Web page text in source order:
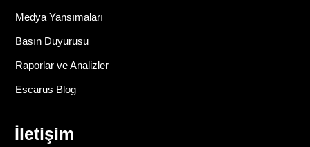
Medya Yansımaları
Basın Duyurusu
Raporlar ve Analizler
Escarus Blog
İletişim